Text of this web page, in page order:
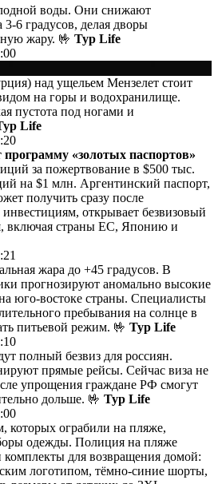
воды. Они снижают
6 градусов, делая дворы
жару. 🤟 Тур Life
над ущельем Мензелет стоит
на горы и водохранилище.
пустота под ногами и
Life
программу «золотых паспортов»
за пожертвование в $500 тыс.
на $1 млн. Аргентинский паспорт,
получить сразу после
открывает безвизовый
, включая страны ЕС, Японию и
жара до +45 градусов. В
прогнозируют аномально высокие
юго-востоке страны. Специалисты
пребывания на солнце в
питьевой режим. 🤟 Тур Life
полный безвиз для россиян.
прямые рейсы. Сейчас виза не
упрощения граждане РФ смогут
дольше. 🤟 Тур Life
которых ограбили на пляже,
одежды. Полиция на пляже
комплекты для возвращения домой:
логотипом, тёмно-синие шорты,